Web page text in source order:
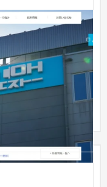
サイトリニューア
う三位一体、そして
コンテンツを増強。